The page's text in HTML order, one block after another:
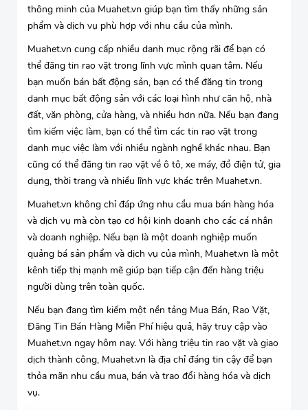
thông minh của Muahet.vn giúp bạn tìm thấy những sản
phẩm và dịch vụ phù hợp với nhu cầu của mình.
Muahet.vn cung cấp nhiều danh mục rộng rãi để bạn có
thể đăng tin rao vặt trong lĩnh vực mình quan tâm. Nếu
bạn muốn bán bất động sản, bạn có thể đăng tin trong
danh mục bất động sản với các loại hình như căn hộ, nhà
đất, văn phòng, cửa hàng, và nhiều hơn nữa. Nếu bạn đang
tìm kiếm việc làm, bạn có thể tìm các tin rao vặt trong
danh mục việc làm với nhiều ngành nghề khác nhau. Bạn
cũng có thể đăng tin rao vặt về ô tô, xe máy, đồ điện tử, gia
dụng, thời trang và nhiều lĩnh vực khác trên Muahet.vn.
Muahet.vn không chỉ đáp ứng nhu cầu mua bán hàng hóa
và dịch vụ mà còn tạo cơ hội kinh doanh cho các cá nhân
và doanh nghiệp. Nếu bạn là một doanh nghiệp muốn
quảng bá sản phẩm và dịch vụ của mình, Muahet.vn là một
kênh tiếp thị mạnh mẽ giúp bạn tiếp cận đến hàng triệu
người dùng trên toàn quốc.
Nếu bạn đang tìm kiếm một nền tảng Mua Bán, Rao Vặt,
Đăng Tin Bán Hàng Miễn Phí hiệu quả, hãy truy cập vào
Muahet.vn ngay hôm nay. Với hàng triệu tin rao vặt và giao
dịch thành công, Muahet.vn là địa chỉ đáng tin cậy để bạn
thỏa mãn nhu cầu mua, bán và trao đổi hàng hóa và dịch
vụ.